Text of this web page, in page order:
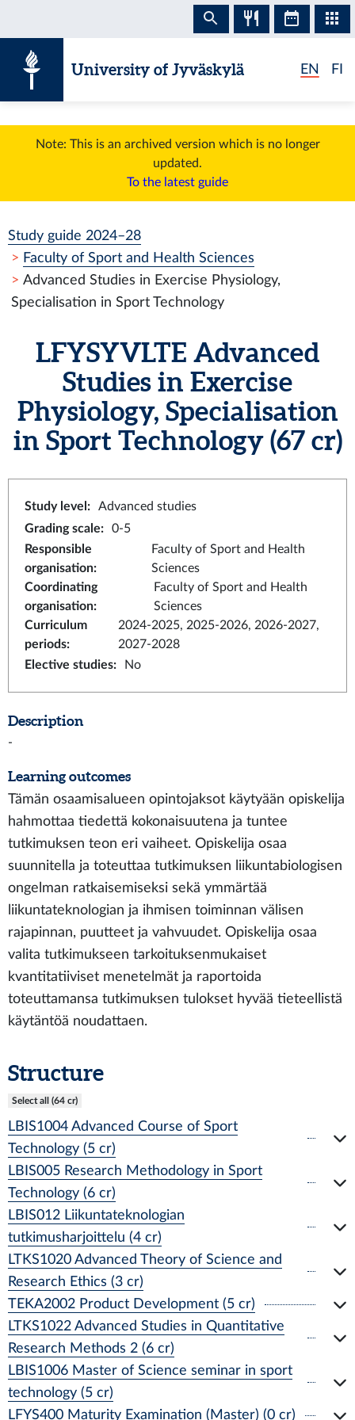
University of Jyväskylä EN FI
Note: This is an archived version which is no longer
updated.
To the latest guide
Study guide 2024–28
Faculty of Sport and Health Sciences
Advanced Studies in Exercise Physiology,
Specialisation in Sport Technology
LFYSYVLTE Advanced
Studies in Exercise
Physiology, Specialisation
in Sport Technology(67 cr)
Study level :
Advanced studies
Grading scale:
0-5
Responsible
organisation:
Faculty of Sport and Health
Sciences
Coordinating
organisation:
Faculty of Sport and Health
Sciences
Curriculum
periods:
2024-2025, 2025-2026, 2026-2027,
2027-2028
Elective studies: No
Description
-
Learning outcomes
Tämän osaamisalueen opintojaksot käytyään opiskelija
hahmottaa tiedettä kokonaisuutena ja tuntee
tutkimuksen teon eri vaiheet. Opiskelija osaa
suunnitella ja toteuttaa tutkimuksen liikuntabiologisen
ongelman ratkaisemiseksi sekä ymmärtää
liikuntateknologian ja ihmisen toiminnan välisen
rajapinnan, puutteet ja vahvuudet. Opiskelija osaa
valita tutkimukseen tarkoituksenmukaiset
kvantitatiiviset menetelmät ja raportoida
toteuttamansa tutkimuksen tulokset hyvää tieteellistä
käytäntöä noudattaen.
Structure
Select all (64 cr)
LBIS1004 Advanced Course of Sport
Technology (5 cr)
LBIS005 Research Methodology in Sport
Technology (6 cr)
LBIS012 Liikuntateknologian
tutkimusharjoittelu (4 cr)
LTKS1020 Advanced Theory of Science and
Research Ethics (3 cr)
TEKA2002 Product Development (5 cr)
LTKS1022 Advanced Studies in Quantitative
Research Methods 2 (6 cr)
LBIS1006 Master of Science seminar in sport
technology (5 cr)
LFYS400 Maturity Examination (Master) (0 cr)